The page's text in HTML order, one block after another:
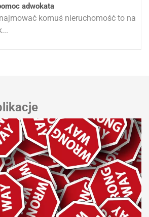
adwokata
komuś nieruchomość to na